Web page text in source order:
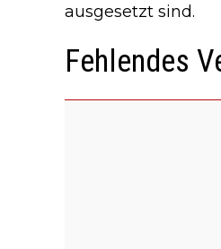
ausgesetzt sind.
Fehlendes